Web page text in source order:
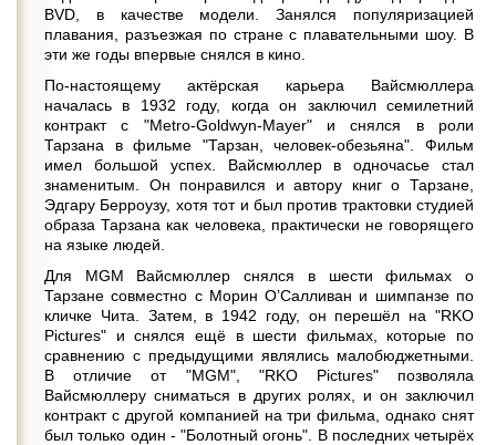
BVD, в качестве модели. Занялся популяризацией
плавания, разъезжая по стране с плавательными шоу. В
эти же годы впервые снялся в кино.
По-настоящему актёрская карьера Вайсмюллера
началась в 1932 году, когда он заключил семилетний
контракт с "Metro-Goldwyn-Mayer" и снялся в роли
Тарзана в фильме "Тарзан, человек-обезьяна". Фильм
имел большой успех. Вайсмюллер в одночасье стал
знаменитым. Он понравился и автору книг о Тарзане,
Эдгару Берроузу, хотя тот и был против трактовки студией
образа Тарзана как человека, практически не говорящего
на языке людей.
Для MGM Вайсмюллер снялся в шести фильмах о
Тарзане совместно с Морин О’Салливан и шимпанзе по
кличке Чита. Затем, в 1942 году, он перешёл на "RKO
Pictures" и снялся ещё в шести фильмах, которые по
сравнению с предыдущими являлись малобюджетными.
В отличие от "MGM", "RKO Pictures" позволяла
Вайсмюллеру сниматься в других ролях, и он заключил
контракт с другой компанией на три фильма, однако снят
был только один - "Болотный огонь". В последних четырёх